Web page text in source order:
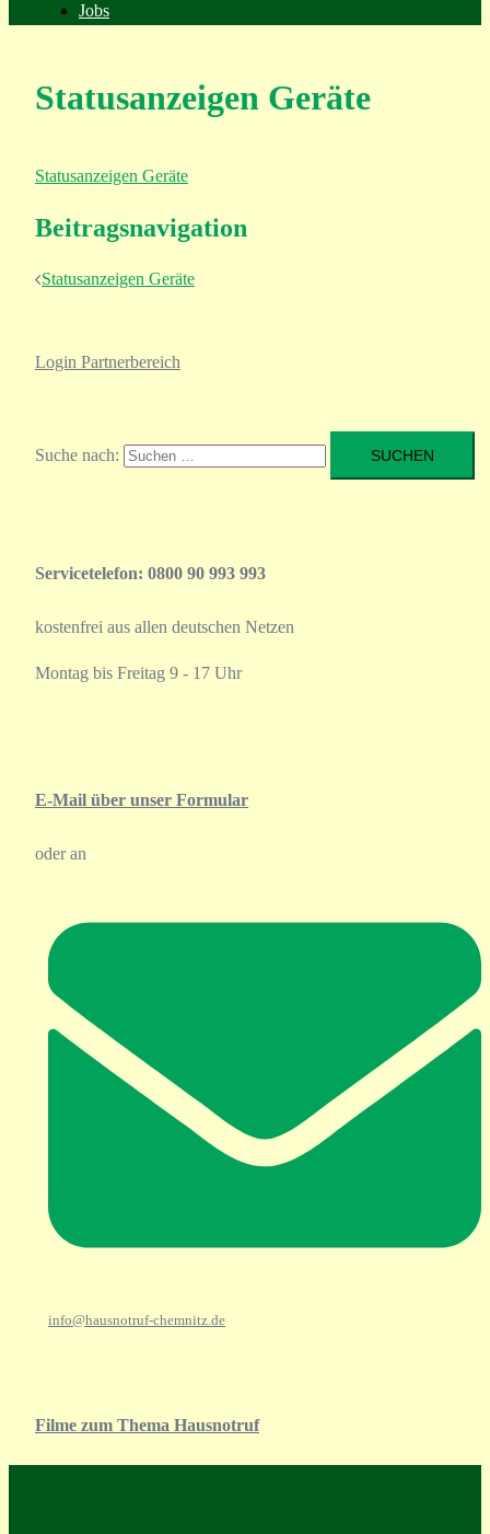
Jobs
Statusanzeigen Geräte
Statusanzeigen Geräte
Beitragsnavigation
Statusanzeigen Geräte
Login Partnerbereich
Suche nach:
Servicetelefon: 0800 90 993 993
kostenfrei aus allen deutschen Netzen
Montag bis Freitag 9 - 17 Uhr
E-Mail über unser Formular
oder an
info@hausnotruf-chemnitz.de
Filme zum Thema Hausnotruf